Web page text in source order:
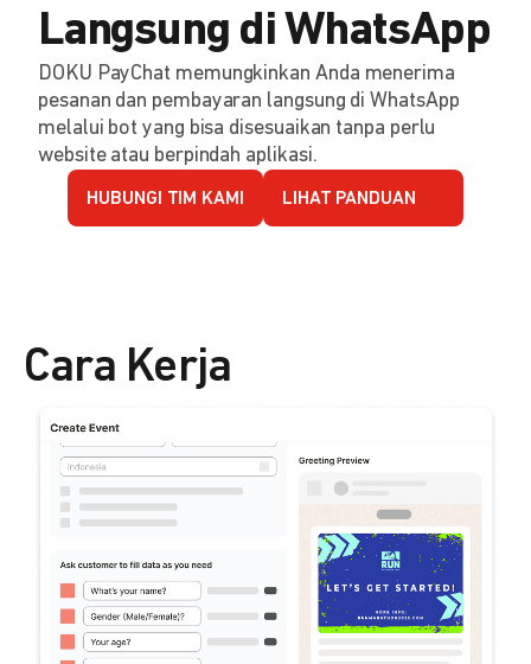
Langsung di WhatsApp
DOKU PayChat memungkinkan Anda menerima
pesanan dan pembayaran langsung di WhatsApp
melalui bot yang bisa disesuaikan tanpa perlu
website atau berpindah aplikasi.
HUBUNGI TIM KAMI LIHAT PANDUAN
Cara Kerja